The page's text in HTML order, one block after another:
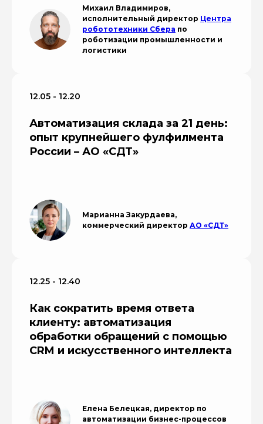
Михаил Владимиров,
исполнительный директор Центра
робототехники Сбера по
роботизации промышленности и
логистики
12.05 - 12.20
Автоматизация склада за 21 день:
опыт крупнейшего фулфилмента
России – АО «СДТ»
Марианна Закурдаева,
коммерческий директор АО «СДТ»
12.25 - 12.40
Как сократить время ответа
клиенту: автоматизация
обработки обращений с помощью
CRM и искусственного интеллекта
Елена Белецкая, директор по
автоматизации бизнес-процессов